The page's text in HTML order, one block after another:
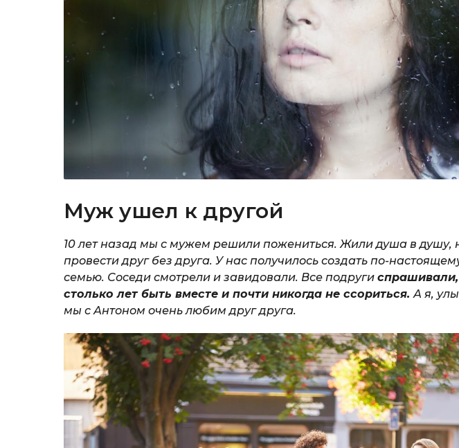
Муж ушел к другой
10 лет назад мы с мужем решили пожениться. Жили душа в душу,
провести друг без друга. У нас получилось создать по-
семью. Соседи смотрели и завидовали. Все подруги
столько лет быть вместе и почти никогда не ссориться.А я,
мы с Антоном очень любим друг друга.